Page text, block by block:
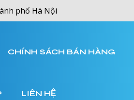
phố Hà Nội
CHÍNH SÁCH BÁN HÀNG
LIÊN HỆ